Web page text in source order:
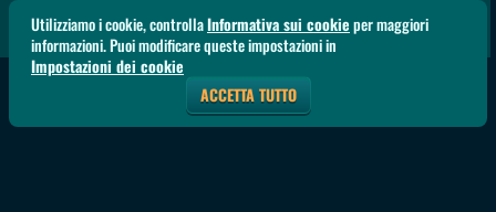
Utilizziamo i cookie, controllaInformativa sui cookieper maggiori
informazioni. Puoi modificare queste impostazioni in
Impostazioni dei cookie
ACCETTA TUTTO